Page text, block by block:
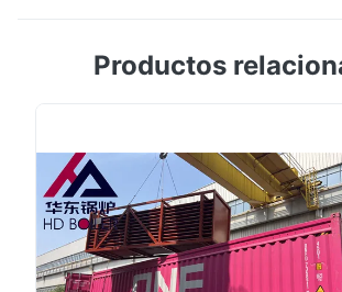
es un tipo de tubo de aleta de
superficie, como el decapado, el
galvanización, etc., y puede cumplir
Productos